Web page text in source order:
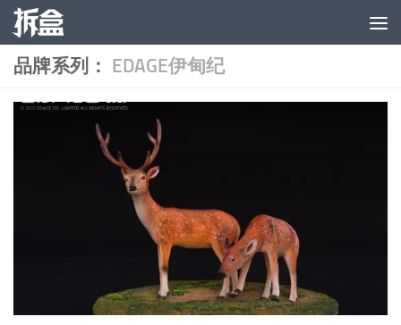
跳至内容
品牌系列： EDAGE伊甸纪